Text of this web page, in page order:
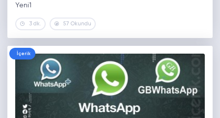
Yeni1
3 dk. 57 Okundu
İçerik